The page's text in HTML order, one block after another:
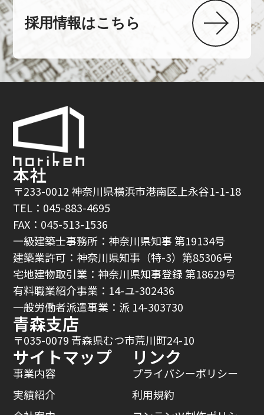
採用情報はこちら
本社
〒233-0012 神奈川県横浜市港南区上永谷1-1-18
TEL：045-883-4695
FAX：045-513-1536
一級建築士事務所：神奈川県知事 第19134号
建築業許可：神奈川県知事（特-3）第85306号
宅地建物取引業：神奈川県知事登録 第18629号
有料職業紹介事業：14-ユ-302436
一般労働者派遣事業：派 14-303730
青森支店
〒035-0079 青森県むつ市荒川町24-10
サイトマップ
事業内容
実績紹介
リンク
プライバシーポリシー
利用規約